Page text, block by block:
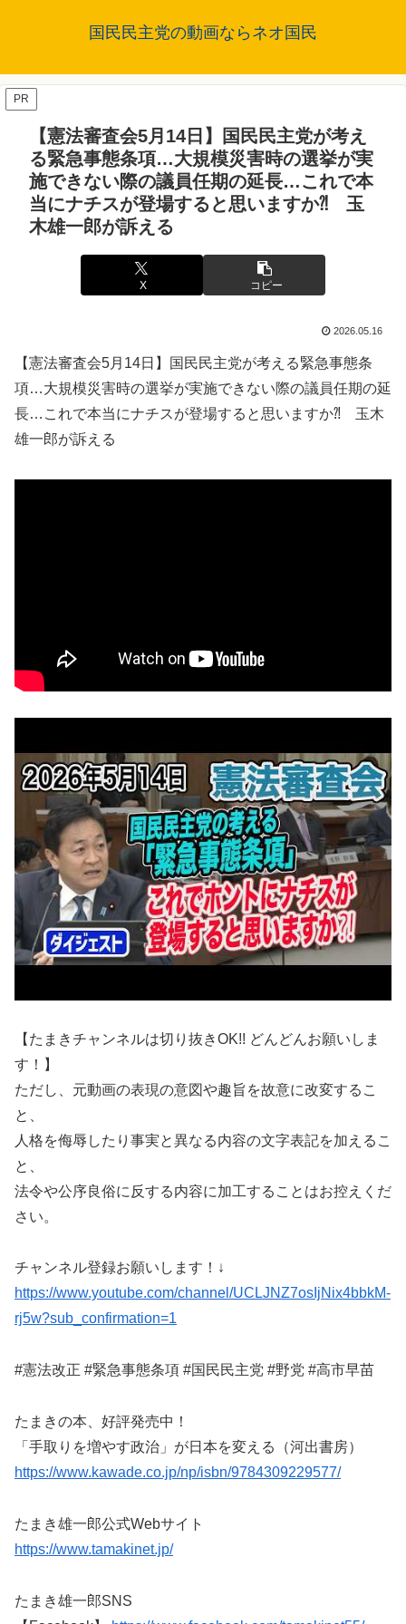
国民民主党の動画ならネオ国民
PR
【憲法審査会5月14日】国民民主党が考え
る緊急事態条項…大規模災害時の選挙が実
施できない際の議員任期の延長…これで本
当にナチスが登場すると思いますか⁈ 玉
木雄一郎が訴える
X コピー
2026.05.16
【憲法審査会5月14日】国民民主党が考える緊急事態条
項…大規模災害時の選挙が実施できない際の議員任期の延
長…これで本当にナチスが登場すると思いますか⁈ 玉木
雄一郎が訴える
【たまきチャンネルは切り抜きOK!! どんどんお願いしま
す！】
ただし、元動画の表現の意図や趣旨を故意に改変するこ
と、
人格を侮辱したり事実と異なる内容の文字表記を加えるこ
と、
法令や公序良俗に反する内容に加工することはお控えくだ
さい。
チャンネル登録お願いします！↓
https://www.youtube.com/channel/UCLJNZ7osIjNix4bbkM-
rj5w?sub_confirmation=1
#憲法改正 #緊急事態条項 #国民民主党 #野党 #高市早苗
たまきの本、好評発売中！
「手取りを増やす政治」が日本を変える（河出書房）
https://www.kawade.co.jp/np/isbn/9784309229577/
たまき雄一郎公式Webサイト
https://www.tamakinet.jp/
たまき雄一郎SNS